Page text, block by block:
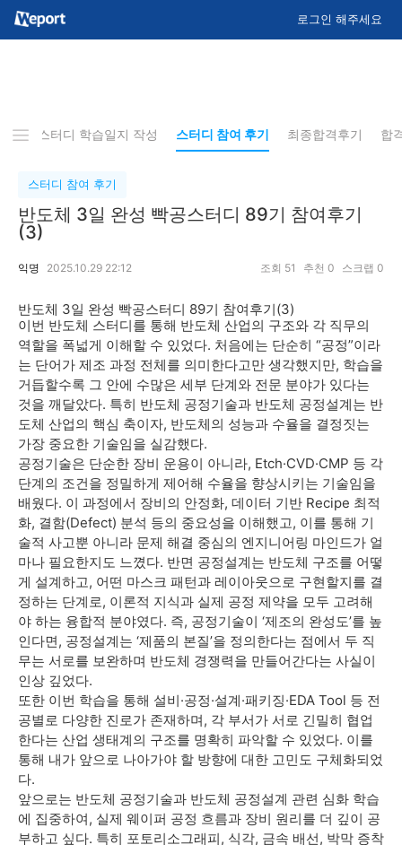
로그인 해주세요
항 스터디 학습일지 작성 스터디 참여 후기 최종합격후기 합
스터디 참여 후기
반도체 3일 완성 빡공스터디 89기 참여후기
(3)
익명 2025.10.29 22:12 조회 51 추천 0 스크랩 0
반도체 3일 완성 빡공스터디 89기 참여후기(3)
이번 반도체 스터디를 통해 반도체 산업의 구조와 각 직무의
역할을 폭넓게 이해할 수 있었다. 처음에는 단순히 “공정”이라
는 단어가 제조 과정 전체를 의미한다고만 생각했지만, 학습을
거듭할수록 그 안에 수많은 세부 단계와 전문 분야가 있다는
것을 깨달았다. 특히 반도체 공정기술과 반도체 공정설계는 반
도체 산업의 핵심 축이자, 반도체의 성능과 수율을 결정짓는
가장 중요한 기술임을 실감했다.
공정기술은 단순한 장비 운용이 아니라, Etch·CVD·CMP 등 각
단계의 조건을 정밀하게 제어해 수율을 향상시키는 기술임을
배웠다. 이 과정에서 장비의 안정화, 데이터 기반 Recipe 최적
화, 결함(Defect) 분석 등의 중요성을 이해했고, 이를 통해 기
술적 사고뿐 아니라 문제 해결 중심의 엔지니어링 마인드가 얼
마나 필요한지도 느꼈다. 반면 공정설계는 반도체 구조를 어떻
게 설계하고, 어떤 마스크 패턴과 레이아웃으로 구현할지를 결
정하는 단계로, 이론적 지식과 실제 공정 제약을 모두 고려해
야 하는 융합적 분야였다. 즉, 공정기술이 ‘제조의 완성도’를 높
인다면, 공정설계는 ‘제품의 본질’을 정의한다는 점에서 두 직
무는 서로를 보완하며 반도체 경쟁력을 만들어간다는 사실이
인상 깊었다.
또한 이번 학습을 통해 설비·공정·설계·패키징·EDA Tool 등 전
공별로 다양한 진로가 존재하며, 각 부서가 서로 긴밀히 협업
한다는 산업 생태계의 구조를 명확히 파악할 수 있었다. 이를
통해 내가 앞으로 나아가야 할 방향에 대한 고민도 구체화되었
다.
앞으로는 반도체 공정기술과 반도체 공정설계 관련 심화 학습
에 집중하여, 실제 웨이퍼 공정 흐름과 장비 원리를 더 깊이 공
부하고 싶다. 특히 포토리소그래피, 식각, 금속 배선, 박막 증착